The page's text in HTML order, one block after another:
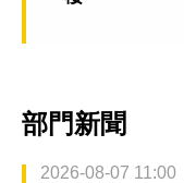
部門新聞
2026-08-07 11:00